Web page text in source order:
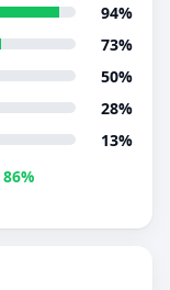
94%
73%
50%
28%
13%
86%